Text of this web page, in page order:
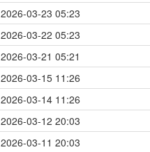
2026-03-23 05:23
2026-03-22 05:23
2026-03-21 05:21
2026-03-15 11:26
2026-03-14 11:26
2026-03-12 20:03
2026-03-11 20:03